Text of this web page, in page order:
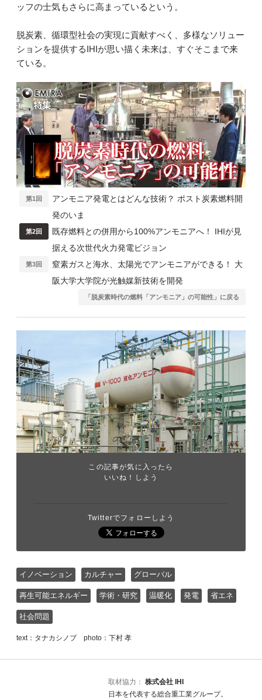
ッフの士気もさらに高まっているという。
脱炭素、循環型社会の実現に貢献すべく、多様なソリュー
ションを提供するIHIが思い描く未来は、すぐそこまで来
ている。
第1回
アンモニア発電とはどんな技術？ ポスト炭素燃料開
発のいま
第2回
既存燃料との併用から100%アンモニアへ！ IHIが見
据える次世代火力発電ビジョン
第3回
窒素ガスと海水、太陽光でアンモニアができる！ 大
阪大学大学院が光触媒新技術を開発
「脱炭素時代の燃料「アンモニア」の可能性」に戻る
この記事が気に入ったら
いいね！しよう
Twitterでフォローしよう
イノベーション カルチャー グローバル
再生可能エネルギー 学術・研究 温暖化 発電 省エネ
社会問題
text：タナカシノブ photo：下村 孝
取材協力： 株式会社 IHI
日本を代表する総合重工業グループ。